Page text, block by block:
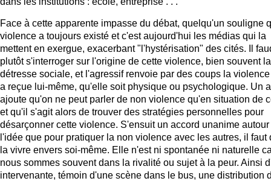
Face à cette apparente impasse du débat, quelqu'un souligne
violence a toujours existé et c'est aujourd'hui les médias qui la
mettent en exergue, exacerbant "l'hystérisation" des cités. Il
plutôt s'interroger sur l'origine de cette violence, bien souvent la
détresse sociale, et l'agressif renvoie par des coups la
a reçue lui-même, qu'elle soit physique ou psychologique. Un
ajoute qu'on ne peut parler de non violence qu'en situation de
et qu'il s'agit alors de trouver des stratégies personnelles pour
désarçonner cette violence. S'ensuit un accord unanime autour
l'idée que pour pratiquer la non violence avec les autres, il faut
la vivre envers soi-même. Elle n'est ni spontanée ni naturelle
nous sommes souvent dans la rivalité ou sujet à la peur. Ainsi
intervenante, témoin d'une scène dans le bus, une distribution